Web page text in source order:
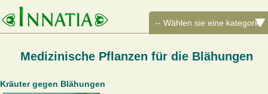
Medizinische Pflanzen für die Blähungen
Kräuter gegen Blähungen